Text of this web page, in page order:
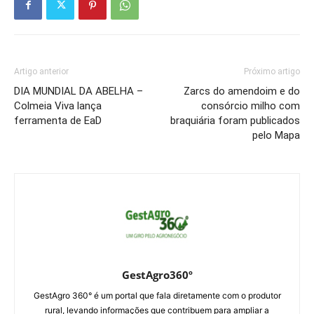
Artigo anterior
DIA MUNDIAL DA ABELHA –
Colmeia Viva lança
ferramenta de EaD
Próximo artigo
Zarcs do amendoim e do
consórcio milho com
braquiária foram publicados
pelo Mapa
GestAgro360º
GestAgro 360° é um portal que fala diretamente com o produtor
rural, levando informações que contribuem para ampliar a